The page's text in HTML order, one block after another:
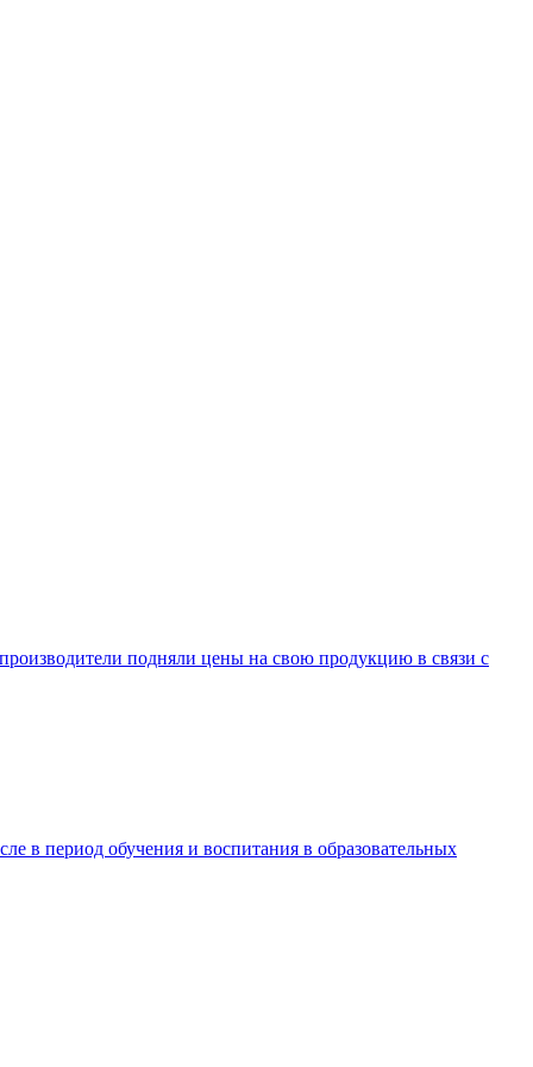
подняли цены на свою продукцию в связи с
в период обучения и воспитания в образовательных